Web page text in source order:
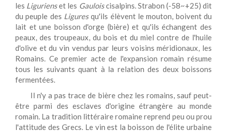
les Ligurienset les Gauloiscisalpins. Strabon (-58~+25) dit
du peuple des Liguresqu'ils élèvent le mouton, boivent du
lait et une boisson d'orge (bière) et qu'ils échangent des
peaux, des troupeaux, du bois et du miel contre de l'huile
d'olive et du vin vendus par leurs voisins méridionaux, les
Romains. Ce premier acte de l'expansion romain résume
tous les suivants quant à la relation des deux boissons
fermentées.
Il n'y a pas trace de bière chez les romains, sauf peut-
être parmi des esclaves d'origine étrangère au monde
romain. La tradition littéraire romaine reprend peu ou prou
l'attitude des Grecs. Le vin est la boisson de l'élite urbaine